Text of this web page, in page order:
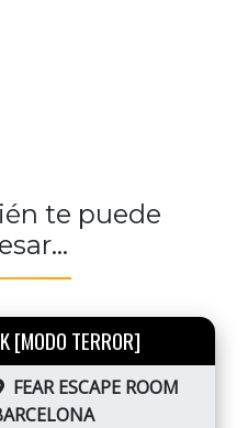
te puede
[MODO TERROR]
FEAR ESCAPE ROOM